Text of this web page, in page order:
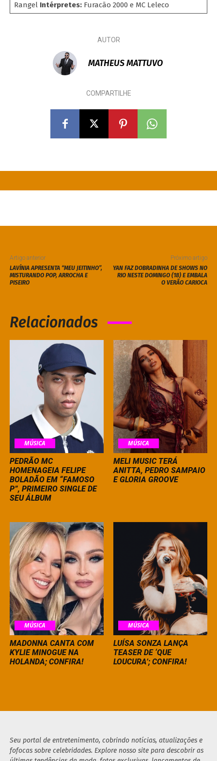
Rangel Intérpretes: Furacão 2000 e MC Leleco
AUTOR
MATHEUS MATTUVO
COMPARTILHE
Artigo anterior
LAVÍNIA APRESENTA “MEU JEITINHO”,
MISTURANDO POP, ARROCHA E
PISEIRO
Próximo artigo
YAN FAZ DOBRADINHA DE SHOWS NO
RIO NESTE DOMINGO (18) E EMBALA
O VERÃO CARIOCA
Relacionados
MÚSICA
PEDRÃO MC
HOMENAGEIA FELIPE
BOLADÃO EM “FAMOSO
P”, PRIMEIRO SINGLE DE
SEU ÁLBUM
MÚSICA
MELI MUSIC TERÁ
ANITTA, PEDRO SAMPAIO
E GLORIA GROOVE
MÚSICA
MADONNA CANTA COM
KYLIE MINOGUE NA
HOLANDA; CONFIRA!
MÚSICA
LUÍSA SONZA LANÇA
TEASER DE ‘QUE
LOUCURA’; CONFIRA!
Seu portal de entretenimento, cobrindo notícias, atualizações e
fofocas sobre celebridades. Explore nosso site para descobrir as